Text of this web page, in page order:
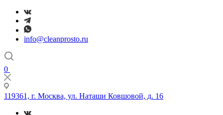
info@cleanprosto.ru
0
119361, г. Москва, ул. Наташи Ковшовой, д. 16